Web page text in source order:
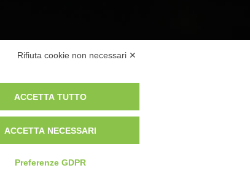
Rifiuta cookie non necessari ✕
ACCETTA TUTTO
ACCETTA NECESSARI
Preferenze GDPR